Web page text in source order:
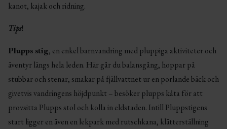
kanot, kajak och ridning.
Tips!
Plupps stig, en enkel barnvandring med pluppiga aktiviteter och
äventyr längs hela leden. Här går du balansgång, hoppar på
stubbar och stenar, smakar på fjällvattnet ur en porlande bäck och
givetvis vandringens höjdpunkt – besöker plupps kåta för att
provsitta Plupps stol och kolla in eldstaden. Intill Pluppstigens
start ligger en även en lekpark med rutschkana, klätterställning